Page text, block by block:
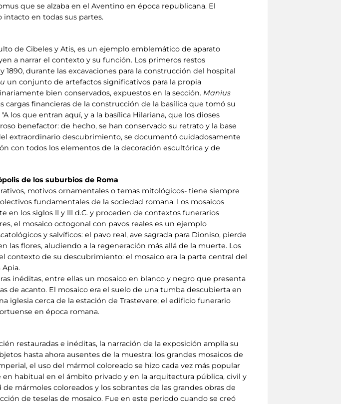
que se alzaba en el Aventino en época republicana. El
intacto en todas sus partes.
de Cibeles y Atis, es un ejemplo emblemático de aparato
a narrar el contexto y su función. Los primeros restos
1890, durante las excavaciones para la construcción del hospital
un conjunto de artefactos significativos para la propia
bien conservados, expuestos en la sección. Manius
financieras de la construcción de la basílica que tomó su
los que entran aquí, y a la basílica Hilariana, que los dioses
benefactor: de hecho, se han conservado su retrato y la base
extraordinario descubrimiento, se documentó cuidadosamente
con todos los elementos de la decoración escultórica y de
de los suburbios de Roma
motivos ornamentales o temas mitológicos- tiene siempre
fundamentales de la sociedad romana. Los mosaicos
los siglos II y III d.C. y proceden de contextos funerarios
el mosaico octogonal con pavos reales es un ejemplo
y salvíficos: el pavo real, ave sagrada para Dioniso, pierde
las flores, aludiendo a la regeneración más allá de la muerte. Los
de su descubrimiento: el mosaico era la parte central del
inéditas, entre ellas un mosaico en blanco y negro que presenta
de acanto. El mosaico era el suelo de una tumba descubierta en
iglesia cerca de la estación de Trastevere; el edificio funerario
en época romana.
restauradas e inéditas, la narración de la exposición amplía su
hasta ahora ausentes de la muestra: los grandes mosaicos de
el uso del mármol coloreado se hizo cada vez más popular
habitual en el ámbito privado y en la arquitectura pública, civil y
mármoles coloreados y los sobrantes de las grandes obras de
de teselas de mosaico. Fue en este periodo cuando se creó